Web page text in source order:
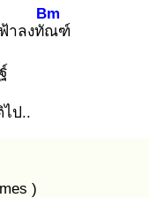
าลงทัณ
Bm
ฑ์
ฐ์
ป..
)